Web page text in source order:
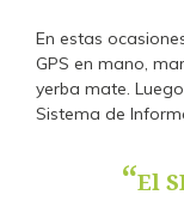
En estas
GPS en mano,
yerba mate.
Sistema de
El